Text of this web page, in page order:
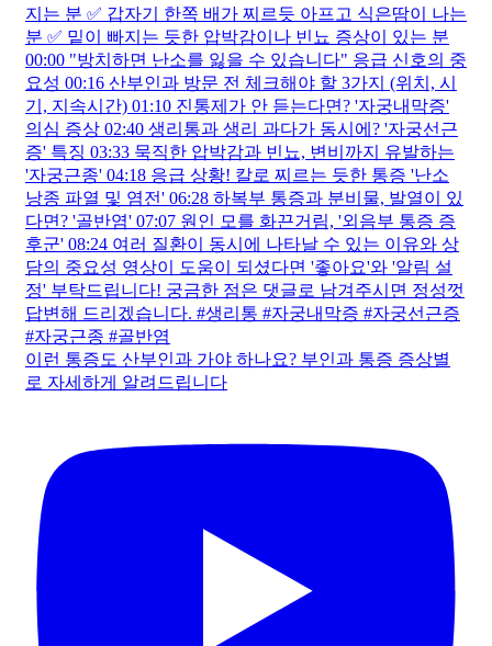
병원마다 다른 진단? 하지정맥류 과잉진료 피하는 3가지
이런 통증도 산부인과 가야 하나요? 부인과 통증 증상별
로 자세하게 알려드립니다